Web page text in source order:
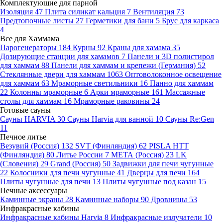
Комплектующие для парной
Изоляция 47 Плита силикат кальция 7 Вентиляция 73
Предтопочные листы 27 Герметики для бани 5 Брус для каркаса
4
Все для Хаммама
Парогенераторы 184 Курны 92 Краны для хамама 35
Дозирующие станции для хамамов 7 Панели и 3D полистирол
для хаммам 88 Панели для хаммам и крепежи (Германия) 52
Стеклянные двери для хаммам 1063 Оптоволоконное освещение
для хаммам 63 Мраморные светильники 16 Панно для хаммам
22 Колонны мраморные 6 Арки мраморные 161 Массажные
столы для хаммам 16 Мраморные раковины 24
Готовые сауны
Сауны HARVIA 30 Сауны Harvia для ванной 10 Сауны Re:Gen
11
Печное литье
Везувий (Россия) 132 SVT (Финляндия) 62 PISLA HTT
(Финляндия) 80 Литье России 7 МЕТА (Россия) 23 LK
(Словения) 29 Grand (Россия) 50 Задвижки для печи чугунные
22 Колосники для печи чугунные 41 Дверцы для печи 164
Плиты чугунные для печи 13 Плиты чугунные под казан 15
Печные аксессуары
Каминные экраны 28 Каминные наборы 90 Дровницы 53
Инфракрасные кабины
Инфракрасные кабины Harvia 8 Инфракрасные излучатели 10